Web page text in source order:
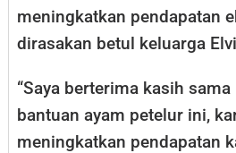
meningkatkan pendapatan
dirasakan betul keluarga
“Saya berterima kasih
bantuan ayam petelur ini,
meningkatkan pendapatan